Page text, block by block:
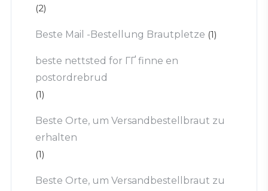
(2)
Beste Mail -Bestellung Brautpletze (1)
beste nettsted for ГҐ finne en
postordrebrud
(1)
Beste Orte, um Versandbestellbraut zu
erhalten
(1)
Beste Orte, um Versandbestellbraut zu